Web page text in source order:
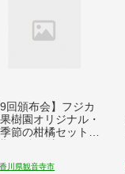
9回頒布会】フジカ
樹園オリジナル・
節の柑橘セット
香川県観音寺市